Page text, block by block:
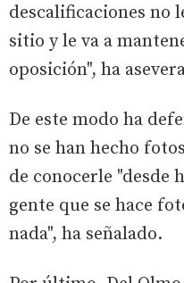
descalificaciones no
sitio y le va a
oposición", ha
De este modo ha
no se han hecho
de conocerle "desde
gente que se hace
nada", ha señalado.